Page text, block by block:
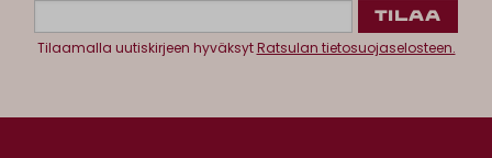
Tilaamalla uutiskirjeen hyväksytRatsulan tietosuojaselosteen.